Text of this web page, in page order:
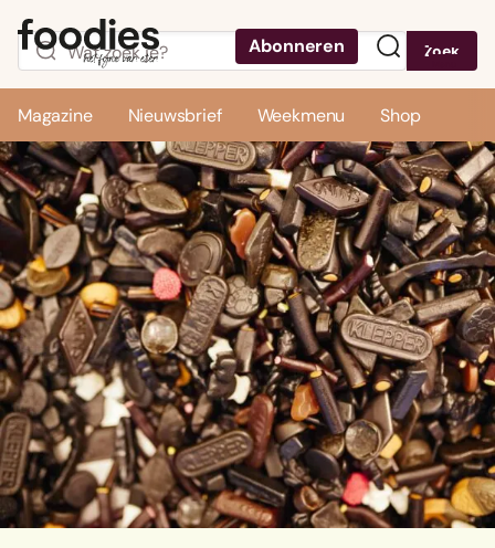
Abonneren Zoek
Magazine Nieuwsbrief Weekmenu Shop